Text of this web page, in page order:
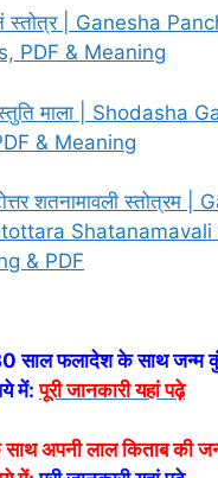
स्तोत्र | Ganesha
PDF & Meaning
स्तुति माला | Shodasha
& Meaning
शतनामावली स्तोत्रम |
Shatanamavali
& PDF
साल फलादेश के साथ जन्म
में: पूरी जानकारी यहां पढ़े
अपनी लाल किताब की